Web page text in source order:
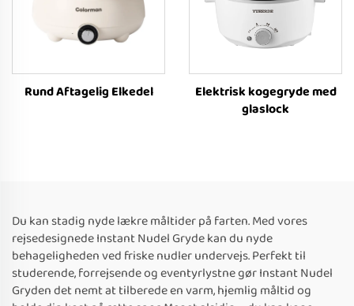
Rund Aftagelig Elkedel
Elektrisk kogegryde med
glaslock
Du kan stadig nyde lækre måltider på farten. Med vores
rejsedesignede Instant Nudel Gryde kan du nyde
behageligheden ved friske nudler undervejs. Perfekt til
studerende, forrejsende og eventyrlystne gør Instant Nudel
Gryden det nemt at tilberede en varm, hjemlig måltid og